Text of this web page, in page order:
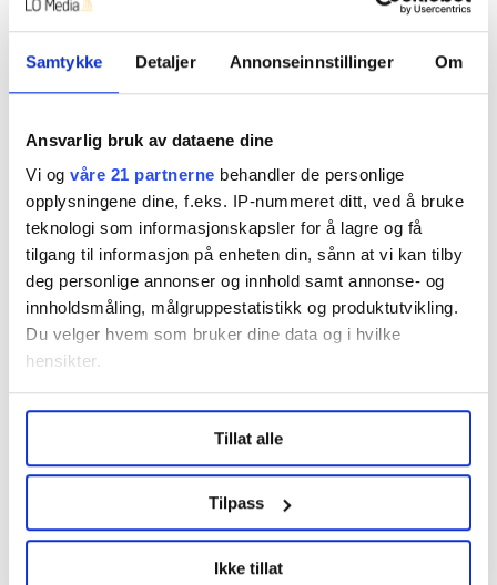
Samtykke Detaljer Annonseinnstillinger Om
Ansvarlig bruk av dataene dine
Vi og våre 21 partnerne behandler de personlige
opplysningene dine, f.eks. IP-nummeret ditt, ved å bruke
teknologi som informasjonskapsler for å lagre og få
tilgang til informasjon på enheten din, sånn at vi kan tilby
deg personlige annonser og innhold samt annonse- og
innholdsmåling, målgruppestatistikk og produktutvikling.
Du velger hvem som bruker dine data og i hvilke
hensikter.
Undermer infokan du lese om hvordan dine personlige
data behandles og hvordan du kan velge hvordan de skal
brukes. Du kan hele tiden endre eller trekke tilbake ditt
samtykke fra erklæringen om informasjonskapsler.
LO Medias publikasjoner frifagbevegelse.no, hk-nytt.no
og fontene.no bruker informasjonskapsler (cookies) for å
Tillat alle
Tilpass
Ikke tillat
Sommerjobben gir dem også en inntekt. For noen
familier som lever under fattigdomsgrensen, kan det
ha stor betydning, forteller han.
– Et medmenneske
Mehrdad Ganji er utdannet sosionom og har jobbet
med barn og unge i 30 år.
Han var lenge leder for forebyggende tjenester i
bydelen før han tok med seg ledererfaringen til
avdelingen for drift og eiendom - også i bydel Gamle
Han jobber vanligvis fra syv om morgenen til tre. Så
går han ned til Tøyen Torg for å jobbe i tre timer til.
Dette gjør han helt frivillig.
Uten egen familie, har Ganji all tid i verden, forteller